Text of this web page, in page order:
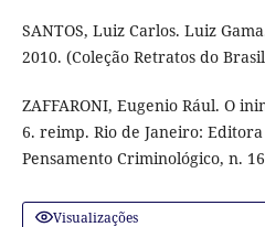
SANTOS, Luiz Carlos. Luiz
2010. (Coleção Retratos do
ZAFFARONI, Eugenio Rául. O
6. reimp. Rio de Janeiro: Editora
Pensamento Criminológico, n.
Visualizações